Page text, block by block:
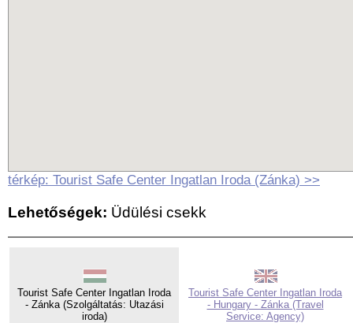
térkép: Tourist Safe Center Ingatlan Iroda (Zánka) >>
Lehetőségek: Üdülési csekk
Tourist Safe Center Ingatlan Iroda
- Zánka (Szolgáltatás: Utazási
iroda)
Tourist Safe Center Ingatlan Iroda
- Hungary - Zánka (Travel
Service: Agency)